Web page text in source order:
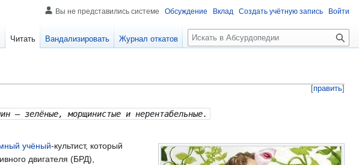
[править]
— зелёные, морщинистые и нерентабельные.
учёный-культист, который
двигателя (БРД),
Вы не представились системе Обсуждение Вклад Создать учётную запись Войти
Читать Вандализировать Журнал откатов
П
о
к